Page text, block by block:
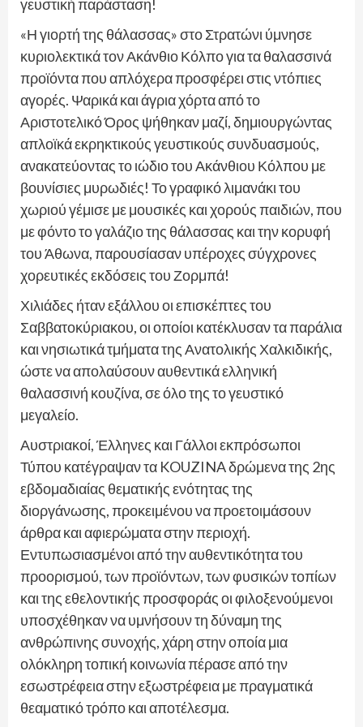
γευστική παράσταση!
«Η γιορτή της θάλασσας» στο Στρατώνι ύμνησε
κυριολεκτικά τον Ακάνθιο Κόλπο για τα θαλασσινά
προϊόντα που απλόχερα προσφέρει στις ντόπιες
αγορές. Ψαρικά και άγρια χόρτα από το
Αριστοτελικό Όρος ψήθηκαν μαζί, δημιουργώντας
απλοϊκά εκρηκτικούς γευστικούς συνδυασμούς,
ανακατεύοντας το ιώδιο του Ακάνθιου Κόλπου με
βουνίσιες μυρωδιές! Το γραφικό λιμανάκι του
χωριού γέμισε με μουσικές και χορούς παιδιών, που
με φόντο το γαλάζιο της θάλασσας και την κορυφή
του Άθωνα, παρουσίασαν υπέροχες σύγχρονες
χορευτικές εκδόσεις του Ζορμπά!
Χιλιάδες ήταν εξάλλου οι επισκέπτες του
Σαββατοκύριακου, οι οποίοι κατέκλυσαν τα παράλια
και νησιωτικά τμήματα της Ανατολικής Χαλκιδικής,
ώστε να απολαύσουν αυθεντικά ελληνική
θαλασσινή κουζίνα, σε όλο της το γευστικό
μεγαλείο.
Αυστριακοί, Έλληνες και Γάλλοι εκπρόσωποι
Τύπου κατέγραψαν τα KOUZINA δρώμενα της 2ης
εβδομαδιαίας θεματικής ενότητας της
διοργάνωσης, προκειμένου να προετοιμάσουν
άρθρα και αφιερώματα στην περιοχή.
Εντυπωσιασμένοι από την αυθεντικότητα του
προορισμού, των προϊόντων, των φυσικών τοπίων
και της εθελοντικής προσφοράς οι φιλοξενούμενοι
υποσχέθηκαν να υμνήσουν τη δύναμη της
ανθρώπινης συνοχής, χάρη στην οποία μια
ολόκληρη τοπική κοινωνία πέρασε από την
εσωστρέφεια στην εξωστρέφεια με πραγματικά
θεαματικό τρόπο και αποτέλεσμα.